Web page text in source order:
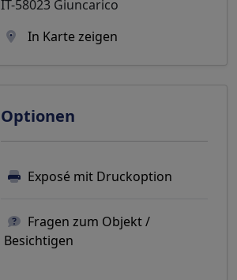
IT-58023 Giuncarico
In Karte zeigen
Optionen
Exposé mit Druckoption
Fragen zum Objekt /
Besichtigen